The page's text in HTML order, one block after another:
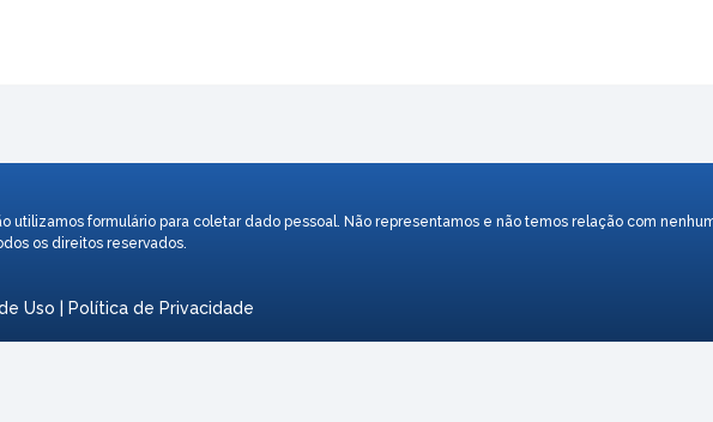
utilizamos formulário para coletar dado pessoal. Não representamos e não temos relação com
os direitos reservados.
Uso Política de Privacidade